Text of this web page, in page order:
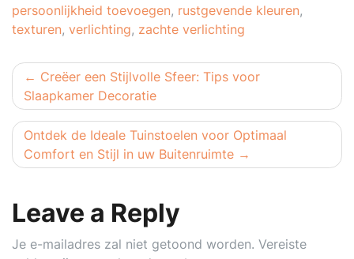
persoonlijkheid toevoegen, rustgevende kleuren,
texturen, verlichting, zachte verlichting
Berichtnavigatie
Creëer een Stijlvolle Sfeer: Tips voor
Slaapkamer Decoratie
Ontdek de Ideale Tuinstoelen voor Optimaal
Comfort en Stijl in uw Buitenruimte
Leave a Reply
Je e-mailadres zal niet getoond worden. Vereiste